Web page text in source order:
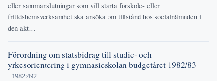
eller sammanslutningar som vill starta förskole- eller
fritidshemsverksamhet ska ansöka om tillstånd hos socialnämnden i
den akt…
Förordning om statsbidrag till studie- och
yrkesorientering i gymnasieskolan budgetåret 1982/83
1982:492